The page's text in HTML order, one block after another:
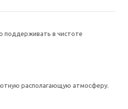
поддерживать в чистоте
располагающую атмосферу.